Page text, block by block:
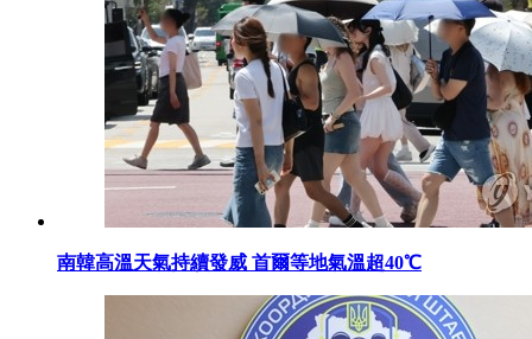
南韓高溫天氣持續發威 首爾等地氣溫超40℃